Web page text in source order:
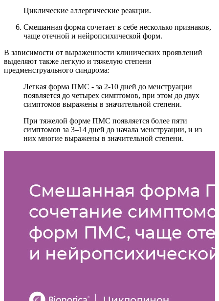
Циклические аллергические реакции.
Смешанная форма сочетает в себе несколько признаков,
чаще отечной и нейропсихической форм.
В зависимости от выраженности клинических проявлений
выделяют также легкую и тяжелую степени
предменструального синдрома:
Легкая форма ПМС - за 2-10 дней до менструации
появляется до четырех симптомов, при этом до двух
симптомов выражены в значительной степени.
При тяжелой форме ПМС появляется более пяти
симптомов за 3–14 дней до начала менструации, и из
них многие выражены в значительной степени.